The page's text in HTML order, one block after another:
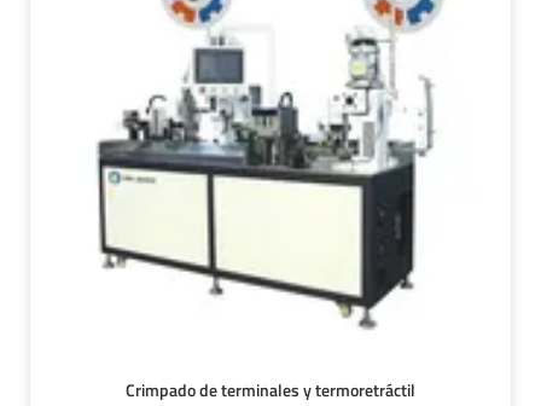
Crimpado de terminales y termoretráctil